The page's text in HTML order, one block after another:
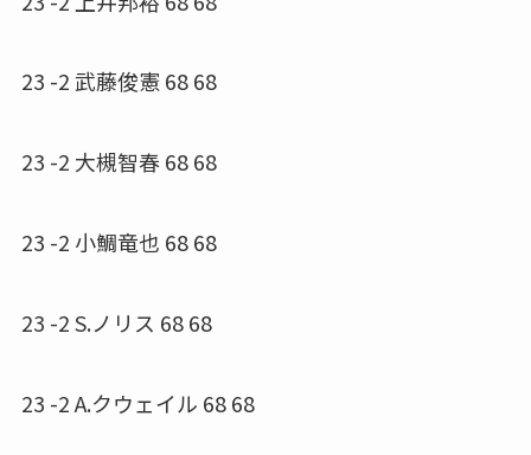
23 -2 武藤俊憲 68 68
23 -2 大槻智春 68 68
23 -2 小鯛竜也 68 68
23 -2 S.ノリス 68 68
23 -2 A.クウェイル 68 68